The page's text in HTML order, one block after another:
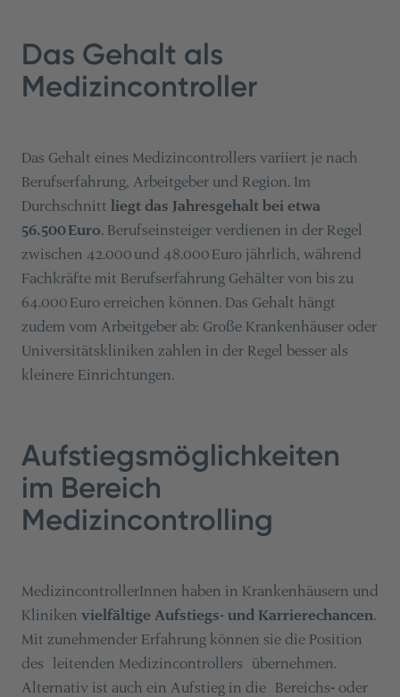
Das Gehalt als
Medizincontroller
Das Gehalt eines Medizincontrollers variiert je nach
Berufserfahrung, Arbeitgeber und Region. Im
Durchschnitt liegt das Jahresgehalt bei etwa
56.500 Euro. Berufseinsteiger verdienen in der Regel
zwischen 42.000 und 48.000 Euro jährlich, während
Fachkräfte mit Berufserfahrung Gehälter von bis zu
64.000 Euro erreichen können. Das Gehalt hängt
zudem vom Arbeitgeber ab: Große Krankenhäuser oder
Universitätskliniken zahlen in der Regel besser als
kleinere Einrichtungen.
Aufstiegsmöglichkeiten
im Bereich
Medizincontrolling
MedizincontrollerInnen haben in Krankenhäusern und
Kliniken vielfältige Aufstiegs- und Karrierechancen.
Mit zunehmender Erfahrung können sie die Position
des leitenden Medizincontrollers übernehmen.
Alternativ ist auch ein Aufstieg in die Bereichs- oder